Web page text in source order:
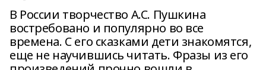
В России творчество А.С. Пушкина
востребовано и популярно во все
времена. С его сказками дети знакомятся,
еще не научившись читать. Фразы из его